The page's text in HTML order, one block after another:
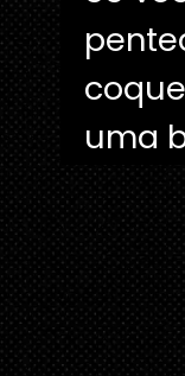
uma
uma